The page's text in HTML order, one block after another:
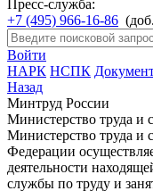
Пресс-служба:
+7 (495) 966-16-86
Войти
НАРК НСПК
Назад
Минтруд России
Министерство труда
Министерство труда и
Федерации
деятельности
службы по труду и